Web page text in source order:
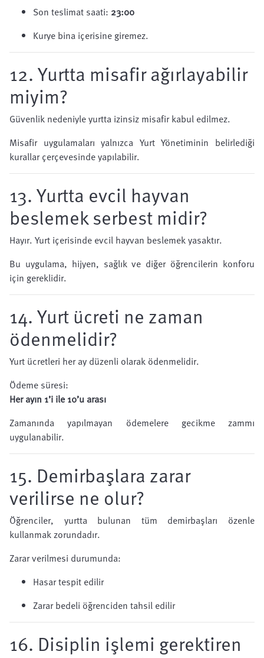
Son teslimat saati: 23:00
Kurye bina içerisine giremez.
12. Yurtta misafir ağırlayabilir
miyim?
Güvenlik nedeniyle yurtta izinsiz misafir kabul edilmez.
Misafir uygulamaları yalnızca Yurt Yönetiminin belirlediği
kurallar çerçevesinde yapılabilir.
13. Yurtta evcil hayvan
beslemek serbest midir?
Hayır. Yurt içerisinde evcil hayvan beslemek yasaktır.
Bu uygulama, hijyen, sağlık ve diğer öğrencilerin konforu
için gereklidir.
14. Yurt ücreti ne zaman
ödenmelidir?
Yurt ücretleri her ay düzenli olarak ödenmelidir.
Ödeme süresi:
Her ayın 1’i ile 10’u arası
Zamanında yapılmayan ödemelere gecikme zammı
uygulanabilir.
15. Demirbaşlara zarar
verilirse ne olur?
Öğrenciler, yurtta bulunan tüm demirbaşları özenle
kullanmak zorundadır.
Zarar verilmesi durumunda:
Hasar tespit edilir
Zarar bedeli öğrenciden tahsil edilir
16. Disiplin işlemi gerektiren